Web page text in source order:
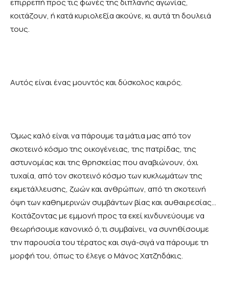
επιρρεπή προς τις φωνές της διπλανής αγωνίας,
κοιτάζουν, ή κατά κυριολεξία ακούνε, κι αυτά τη δουλειά
τους.
Αυτός είναι ένας μουντός και δύσκολος καιρός.
Όμως καλό είναι να πάρουμε τα μάτια μας από τον
σκοτεινό κόσμο της οικογένειας, της πατρίδας, της
αστυνομίας και της θρησκείας που αναβιώνουν, όχι
τυχαία, από τον σκοτεινό κόσμο των κυκλωμάτων της
εκμετάλλευσης, ζωών και ανθρώπων, από τη σκοτεινή
όψη των καθημερινών συμβάντων βίας και αυθαιρεσίας…
Κοιτάζοντας με εμμονή προς τα εκεί κινδυνεύουμε να
θεωρήσουμε κανονικό ό,τι συμβαίνει, να συνηθίσουμε
την παρουσία του τέρατος και σιγά-σιγά να πάρουμε τη
μορφή του, όπως το έλεγε ο Μάνος Χατζηδάκις.